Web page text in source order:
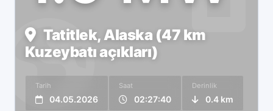
Tatitlek, Alaska (47 km
Kuzeybatı açıkları)
Tarih
04.05.2026
Saat
02:27:40
Derinlik
0.4 km